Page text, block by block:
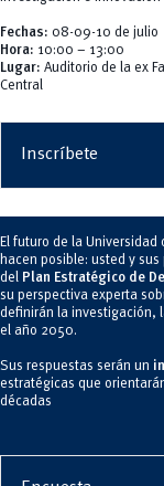
Fechas: 08-09-10 de julio
Hora: 10:00 – 13:00
Lugar: Auditorio de la ex
Central
Inscríbete
El futuro de la
hacen posible: usted y
del Plan Estratégico de
su perspectiva experta
definirán la investigación,
el año 2050.
Sus respuestas serán un
estratégicas que
décadas